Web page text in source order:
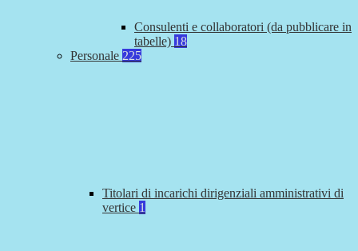
Consulenti e collaboratori (da pubblicare in
tabelle) 18
Personale 225
Titolari di incarichi dirigenziali amministrativi di
vertice 1